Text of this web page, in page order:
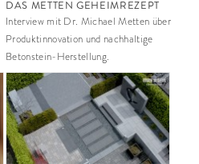
DAS METTEN GEHEIMREZEPT
Interview mit Dr. Michael Metten über
Produktinnovation und nachhaltige
Betonstein-Herstellung.